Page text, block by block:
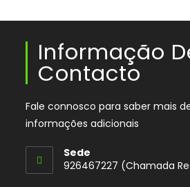
Informação
Contacto
Fale connosco para saber mais
informações adicionais
Sede
926467227 (Chamada